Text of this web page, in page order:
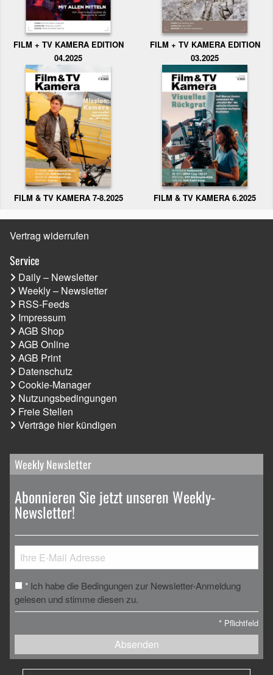
FILM + TV KAMERA EDITION
04.2025
FILM + TV KAMERA EDITION
03.2025
FILM & TV KAMERA 7-8.2025 FILM & TV KAMERA 6.2025
Vertrag widerrufen
Service
Daily – Newsletter
Weekly – Newsletter
RSS-Feeds
Impressum
AGB Shop
AGB Online
AGB Print
Datenschutz
Cookie-Manager
Nutzungsbedingungen
Freie Stellen
Verträge hier kündigen
Weekly Newsletter
Abonnieren Sie jetzt unseren Weekly-
Newsletter!
* Ich habe die Bedingungen zur Newsletter-Anmeldung
gelesen und stimme diesen zu.
* Pflichtfeld
Absenden